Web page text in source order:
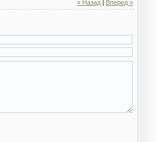
« Назад Вперед »